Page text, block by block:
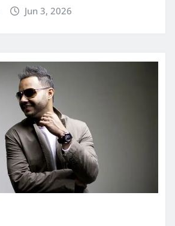
Jun 3, 2026